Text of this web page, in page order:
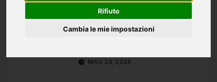
Rifiuto
Cambia le mie impostazioni
MAG 20, 2026